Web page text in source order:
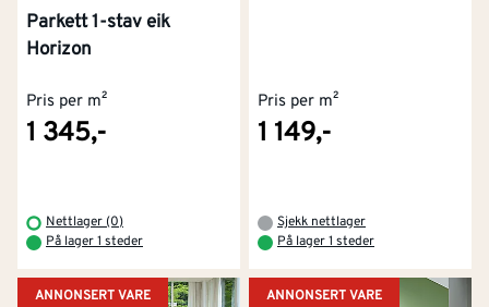
Parkett 1-stav eik
Horizon
Pris per m²
1 345,-
Nettlager (0)
På lager 1 steder
Pris per m²
1 149,-
Sjekk nettlager
På lager 1 steder
ANNONSERT VARE ANNONSERT VARE